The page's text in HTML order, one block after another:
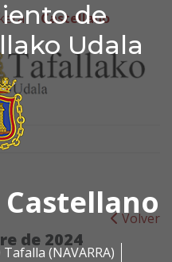
de
Udala
Castellano
(NAVARRA)
de
Castellano
Volver
de 2024